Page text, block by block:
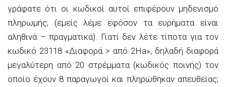
γράφατε ότι οι κωδικοί αυτοί επιφέρουν μηδενισμό
πληρωμής; (εμείς λέμε εφόσον τα ευρήματα είναι
αληθινά – πραγματικά). Γιατί δεν λέτε τίποτα για τον
κωδικό 23118 «Διαφορά > από 2Ha», δηλαδή διαφορά
μεγαλύτερη από 20 στρέμματα (κωδικός ποινής) τον
οποίο έχουν 8 παραγωγοί και πληρώθηκαν απευθείας;